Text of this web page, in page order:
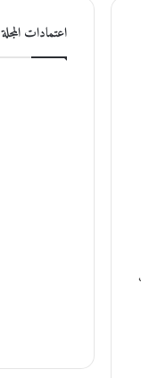
اعتمادات المجلة